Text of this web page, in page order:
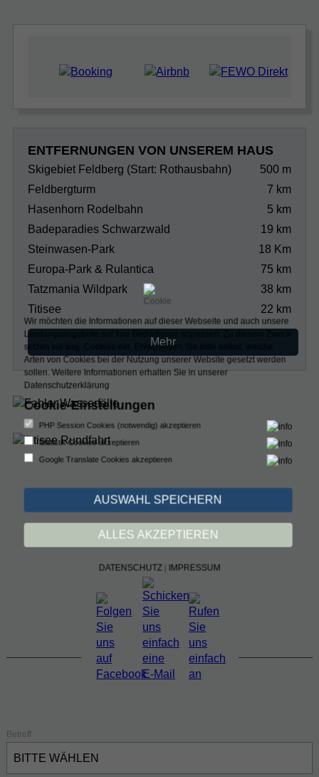
ENTFERNUNGEN VON UNSEREM HAUS
Skigebiet Feldberg (Start: Rothausbahn)
500 m
Feldbergturm
7 km
Hasenhorn Rodelbahn
5 km
Badeparadies Schwarzwald
19 km
Steinwasen-Park
18 Km
Europa-Park & Rulantica
75 km
Tatzmania Wildpark
38 km
Titisee
22 km
Mehr
Betreff
Wir möchten die Informationen auf dieser Webseite und auch unsere
Leistungsangebote auf Ihre Bedürfnisse anpassen. Zu diesem Zweck
setzen wir sog. Cookies ein. Entscheiden Sie bitte selbst, welche
Arten von Cookies bei der Nutzung unserer Website gesetzt werden
sollen.Weitere Informationen erhalten Sie in unserer
Datenschutzerklärung
Cookie-Einstellungen
PHP Session Cookies (notwendig) akzeptieren
Statistik Cookies akzeptieren
Google Translate Cookies akzeptieren
AUSWAHL SPEICHERN
ALLES AKZEPTIEREN
DATENSCHUTZ| IMPRESSUM